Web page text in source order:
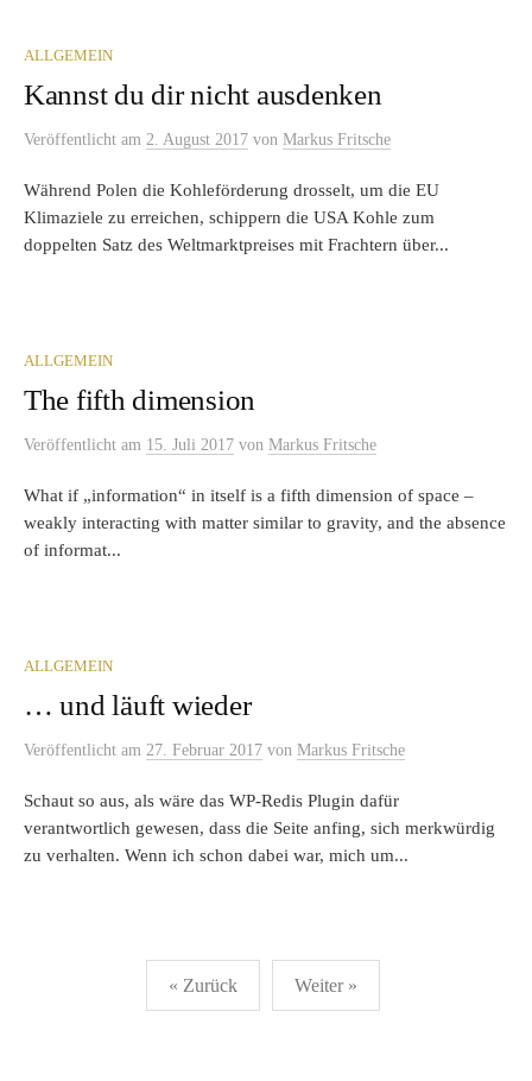
ALLGEMEIN
Kannst du dir nicht ausdenken
Veröffentlicht am 2. August 2017 von Markus Fritsche
Während Polen die Kohleförderung drosselt, um die EU
Klimaziele zu erreichen, schippern die USA Kohle zum
doppelten Satz des Weltmarktpreises mit Frachtern über...
ALLGEMEIN
The fifth dimension
Veröffentlicht am 15. Juli 2017 von Markus Fritsche
What if „information“ in itself is a fifth dimension of space –
weakly interacting with matter similar to gravity, and the absence
of informat...
ALLGEMEIN
… und läuft wieder
Veröffentlicht am 27. Februar 2017 von Markus Fritsche
Schaut so aus, als wäre das WP-Redis Plugin dafür
verantwortlich gewesen, dass die Seite anfing, sich merkwürdig
zu verhalten. Wenn ich schon dabei war, mich um...
Seitennummerierung
« Zurück Weiter »